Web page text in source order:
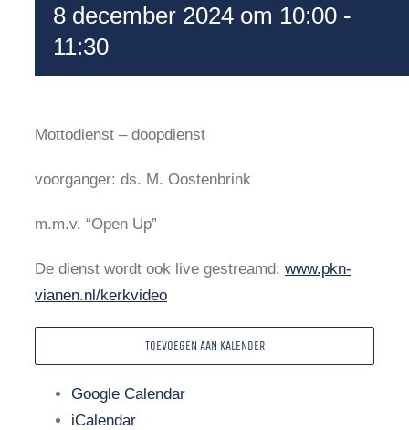
8 december 2024 om 10:00 -
11:30
Mottodienst – doopdienst
voorganger: ds. M. Oostenbrink
m.m.v. “Open Up”
De dienst wordt ook live gestreamd: www.pkn-
vianen.nl/kerkvideo
TOEVOEGEN AAN KALENDER
Google Calendar
iCalendar